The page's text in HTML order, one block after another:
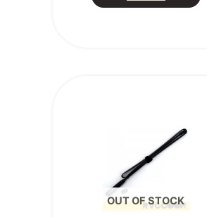
OUT OF STOCK